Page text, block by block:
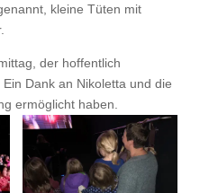
kleine Tüten mit
der hoffentlich
Dank an Nikoletta und die
ermöglicht haben.